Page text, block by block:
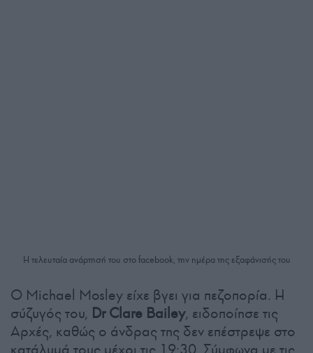
Η τελευταία ανάρτησή του στο facebook, την ημέρα της εξαφάνισής του
Ο Michael Mosley είχε βγει για πεζοπορία. Η
σύζυγός του, Dr Clare Bailey, ειδοποίησε τις
Αρχές, καθώς ο άνδρας της δεν επέστρεψε στο